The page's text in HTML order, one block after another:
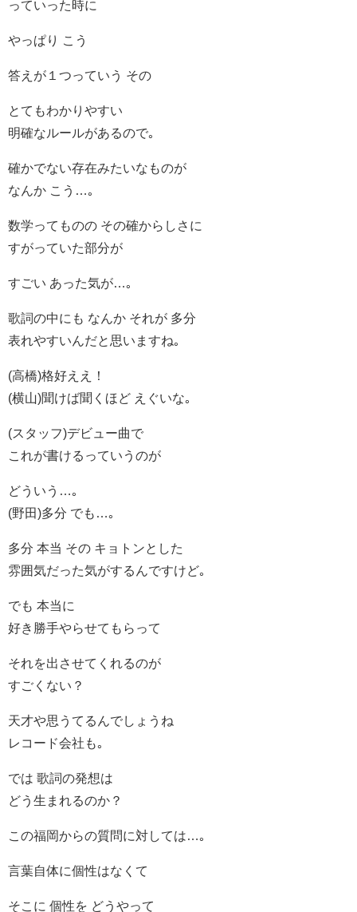
っていった時に
やっぱり こう
答えが１つっていう その
とてもわかりやすい
明確なルールがあるので｡
確かでない存在みたいなものが
なんか こう…｡
数学ってものの その確からしさに
すがっていた部分が
すごい あった気が…｡
歌詞の中にも なんか それが 多分
表れやすいんだと思いますね｡
(高橋)格好ええ！
(横山)聞けば聞くほど えぐいな｡
(スタッフ)デビュー曲で
これが書けるっていうのが
どういう…｡
(野田)多分 でも…｡
多分 本当 その キョトンとした
雰囲気だった気がするんですけど｡
でも 本当に
好き勝手やらせてもらって
それを出させてくれるのが
すごくない？
天才や思うてるんでしょうね
レコード会社も｡
では 歌詞の発想は
どう生まれるのか？
この福岡からの質問に対しては…｡
言葉自体に個性はなくて
そこに 個性を どうやって